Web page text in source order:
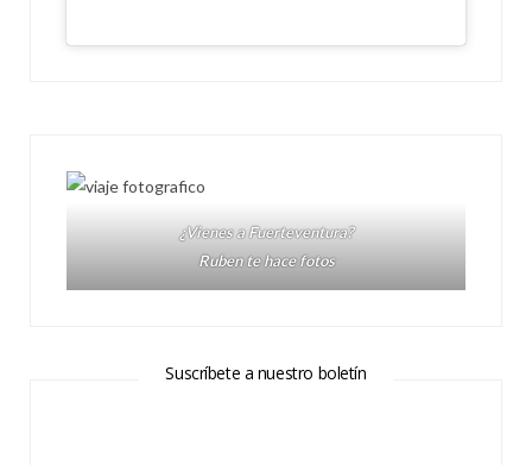
¿Vienes a Fuerteventura?
Ruben te hace fotos
Suscríbete a nuestro boletín